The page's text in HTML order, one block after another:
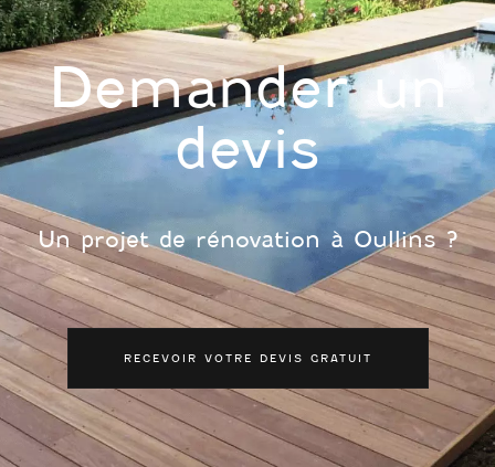
Demander un
devis
Un projet de rénovation à Oullins ?
RECEVOIR VOTRE DEVIS GRATUIT